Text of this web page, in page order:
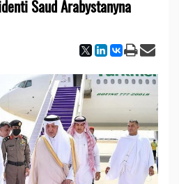
Saud Arabystanyna